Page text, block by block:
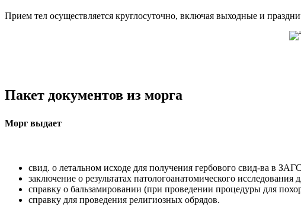
Прием тел осуществляется круглосуточно, включая выходные и
Пакет документов из морга
Морг выдает​
свид. о летальном исходе для получения гербового свид-ва в
заключение о результатах патологоанатомического исследования
справку о бальзамировании (при проведении процедуры для
справку для проведения религиозных обрядов.